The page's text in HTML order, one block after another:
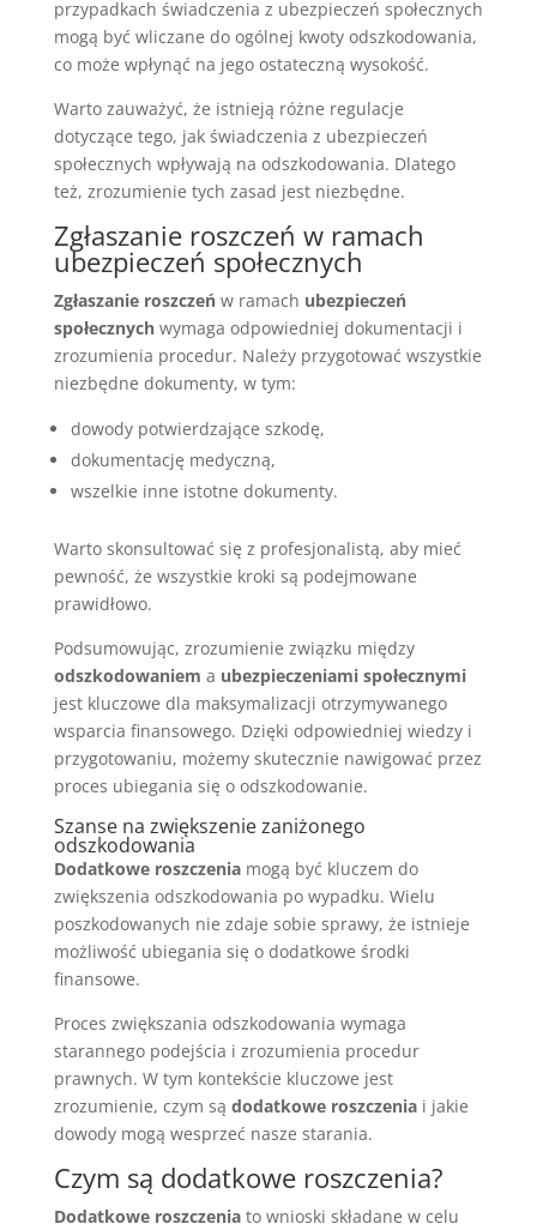
przypadkach świadczenia z ubezpieczeń społecznych
mogą być wliczane do ogólnej kwoty odszkodowania,
co może wpłynąć na jego ostateczną wysokość.
Warto zauważyć, że istnieją różne regulacje
dotyczące tego, jak świadczenia z ubezpieczeń
społecznych wpływają na odszkodowania. Dlatego
też, zrozumienie tych zasad jest niezbędne.
Zgłaszanie roszczeń w ramach
ubezpieczeń społecznych
Zgłaszanie roszczeńw ramach ubezpieczeń
społecznychwymaga odpowiedniej dokumentacji i
zrozumienia procedur. Należy przygotować wszystkie
niezbędne dokumenty, w tym:
dowody potwierdzające szkodę,
dokumentację medyczną,
wszelkie inne istotne dokumenty.
Warto skonsultować się z profesjonalistą, aby mieć
pewność, że wszystkie kroki są podejmowane
prawidłowo.
Podsumowując, zrozumienie związku między
odszkodowaniem a ubezpieczeniami społecznymi
jest kluczowe dla maksymalizacji otrzymywanego
wsparcia finansowego. Dzięki odpowiedniej wiedzy i
przygotowaniu, możemy skutecznie nawigować przez
proces ubiegania się o odszkodowanie.
Szanse na zwiększenie zaniżonego
odszkodowania
Dodatkowe roszczeniamogą być kluczem do
zwiększenia odszkodowania po wypadku. Wielu
poszkodowanych nie zdaje sobie sprawy, że istnieje
możliwość ubiegania się o dodatkowe środki
finansowe.
Proces zwiększania odszkodowania wymaga
starannego podejścia i zrozumienia procedur
prawnych. W tym kontekście kluczowe jest
zrozumienie, czym są dodatkowe roszczeniai jakie
dowody mogą wesprzeć nasze starania.
Czym są dodatkowe roszczenia?
Dodatkowe roszczeniato wnioski składane w celu